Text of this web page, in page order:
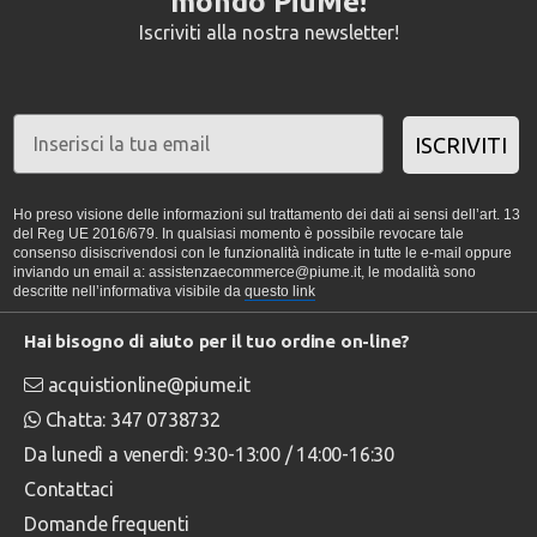
Iscriviti alla nostra newsletter!
ISCRIVITI
Ho preso visione delle informazioni sul trattamento dei dati ai sensi dell’art. 13
del Reg UE 2016/679. In qualsiasi momento è possibile revocare tale
consenso disiscrivendosi con le funzionalità indicate in tutte le e-mail oppure
inviando un email a: assistenzaecommerce@piume.it, le modalità sono
descritte nell’informativa visibile da questo link
Hai bisogno di aiuto per il tuo ordine on-line?
acquistionline@piume.it
Chatta: 347 0738732
Da lunedì a venerdì: 9:30-13:00 / 14:00-16:30
Contattaci
Domande frequenti